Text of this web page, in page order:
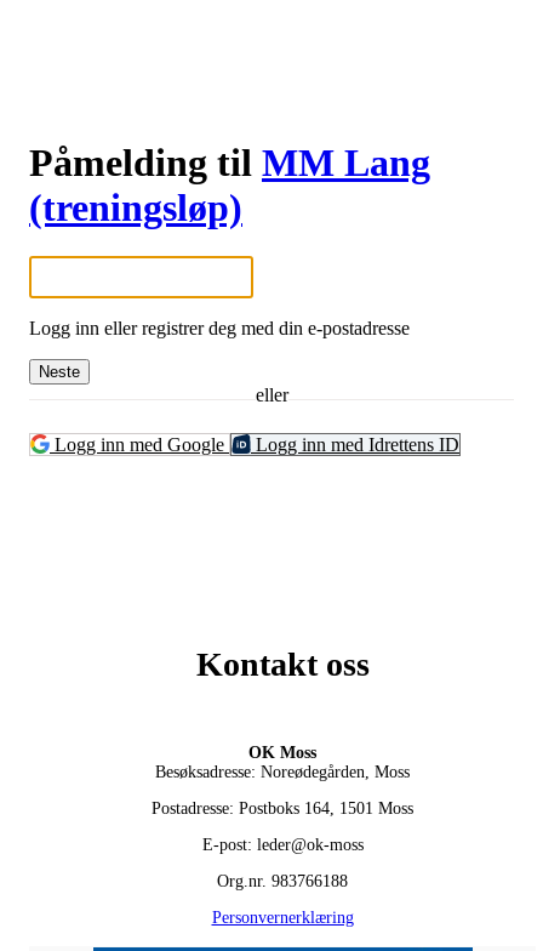
Påmelding til MM Lang
(treningsløp)
Logg inn eller registrer deg med din e-postadresse
Neste
eller
Logg inn med Google Logg inn med Idrettens ID
Kontakt oss
OK Moss
Besøksadresse: Noreødegården, Moss
Postadresse: Postboks 164, 1501 Moss
E-post: leder@ok-moss
Org.nr. 983766188
Personvernerklæring